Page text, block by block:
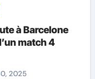
à Barcelone
match 4
2025